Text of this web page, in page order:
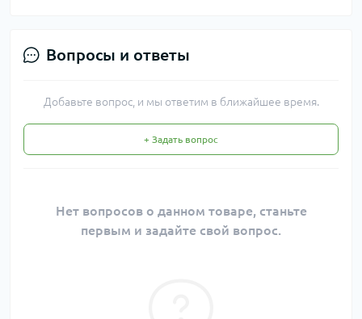
Вопросы и ответы
Добавьте вопрос, и мы ответим в ближайшее время.
+ Задать вопрос
Нет вопросов о данном товаре, станьте
первым и задайте свой вопрос.